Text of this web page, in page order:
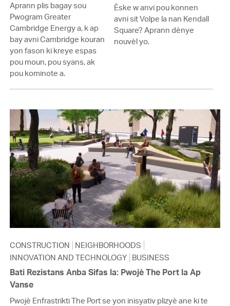
Aprann plis bagay sou
Pwogram Greater
Cambridge Energy a, k ap
bay avni Cambridge kouran
yon fason ki kreye espas
pou moun, pou syans, ak
pou kominote a.
Èske w anvi pou konnen
avni sit Volpe la nan Kendall
Square? Aprann dènye
nouvèl yo.
CONSTRUCTION
NEIGHBORHOODS
INNOVATION AND TECHNOLOGY BUSINESS
Bati Rezistans Anba Sifas la: Pwojè The Port la Ap
Vanse
Pwojè Enfrastrikti The Port se yon inisyativ plizyè ane ki te